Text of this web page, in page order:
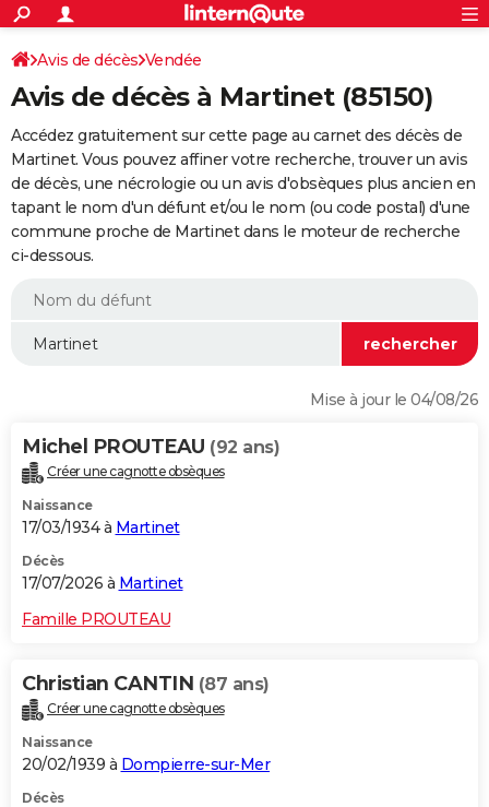
ACTUALITÉS
Politique
Société
Faits Divers
Education
Monde
Villes
+
SPORT
Coupe du monde 2026
Football
Tennis
Cyclisme
Rugby
Forum
Programme TV
TNTStreaming
Cinéma
Sorties cinéma
Musique
+
FINANCE
Retraite
Epargne
Immobilier
Risques naturels par ville
Assurance
AUTO
Essais
Réserver un essai
Citadines
Berlines
SUV
Forum auto
+HIGH-TECH
BRICOLAGE
WEEK-END
Alimentation
Guide de la santé
Maladies
Médicaments
Sommeil
VOYAGE
Destinations
City break
Voyage nature
Voyage de noces
Forum
Climat
+PHOTO
GUIDES D'ACHAT
Carte de Noël
Carte Bonne année
Carte Saint-Valentin
Carte Pâques
Carte d'anniversaire
DICTIONNAIRE
Dictionnaire
Biographies
Citations
Expressions
Proverbes
PROGRAMME TV
Avis de décès Vendée
Avis de décès à Martinet (85150)
Accédez gratuitement sur cette page au carnet des décès de
Martinet. Vous pouvez affiner votre recherche, trouver un avis
de décès, une nécrologie ou un avis d'obsèques plus ancien en
tapant le nom d'un défunt et/ou le nom (ou code postal) d'une
commune proche de Martinet dans le moteur de recherche
ci-dessous.
Mise à jour le 04/08/26
Michel PROUTEAU (92 ans)
Créer une cagnotte obsèques
Naissance
17/03/1934 à Martinet
Décès
17/07/2026 à Martinet
Famille PROUTEAU
Christian CANTIN (87 ans)
Créer une cagnotte obsèques
Naissance
20/02/1939 à Dompierre-sur-Mer
Décès